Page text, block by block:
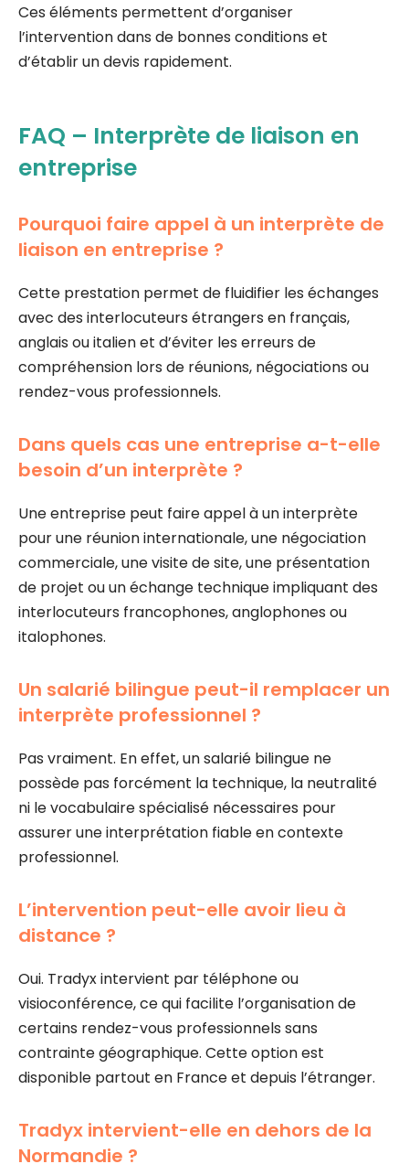
Ces éléments permettent d’organiser
l’intervention dans de bonnes conditions et
d’établir un devis rapidement.
FAQ – Interprète de liaison en
entreprise
Pourquoi faire appel à un interprète de
liaison en entreprise ?
Cette prestation permet de fluidifier les échanges
avec des interlocuteurs étrangers en français,
anglais ou italien et d’éviter les erreurs de
compréhension lors de réunions, négociations ou
rendez-vous professionnels.
Dans quels cas une entreprise a-t-elle
besoin d’un interprète ?
Une entreprise peut faire appel à un interprète
pour une réunion internationale, une négociation
commerciale, une visite de site, une présentation
de projet ou un échange technique impliquant des
interlocuteurs francophones, anglophones ou
italophones.
Un salarié bilingue peut-il remplacer un
interprète professionnel ?
Pas vraiment. En effet, un salarié bilingue ne
possède pas forcément la technique, la neutralité
ni le vocabulaire spécialisé nécessaires pour
assurer une interprétation fiable en contexte
professionnel.
L’intervention peut-elle avoir lieu à
distance ?
Oui. Tradyx intervient par téléphone ou
visioconférence, ce qui facilite l’organisation de
certains rendez-vous professionnels sans
contrainte géographique. Cette option est
disponible partout en France et depuis l’étranger.
Tradyx intervient-elle en dehors de la
Normandie ?